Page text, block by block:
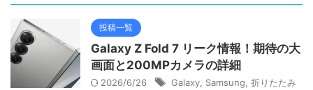
投稿一覧
Galaxy Z Fold 7 リーク情報！期待の大
画面と200MPカメラの詳細
2026/6/26 Galaxy Samsung 折りたたみ